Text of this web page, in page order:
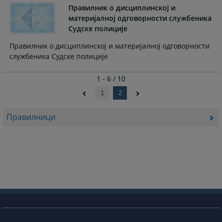
Правилници
Правилник о дисциплинској и
материјалној одговорности службеника
Судске полиције
Правилник о дисциплинској и материјалној одговорности
службеника Судске полиције
1 - 6 / 10
1 2